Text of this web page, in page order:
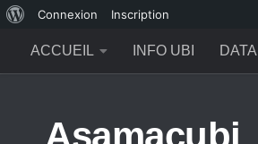
propos
de
Connexion Inscription
ACCUEIL
INFO UBI DATA
Asamacubi